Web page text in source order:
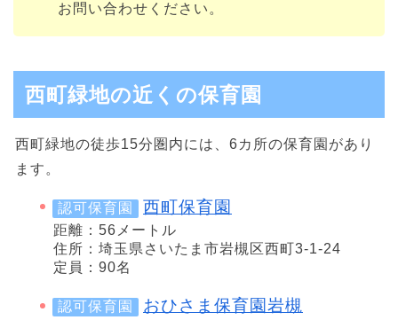
お問い合わせください。
西町緑地の近くの保育園
西町緑地の徒歩15分圏内には、6カ所の保育園があり
ます。
認可保育園 西町保育園
距離：56メートル
住所：埼玉県さいたま市岩槻区西町3-1-24
定員：90名
認可保育園 おひさま保育園岩槻